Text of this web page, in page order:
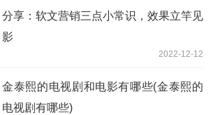
分享：软文营销三点小常识，效果立竿见
影
2022-12-12
金泰熙的电视剧和电影有哪些(金泰熙的
电视剧有哪些)